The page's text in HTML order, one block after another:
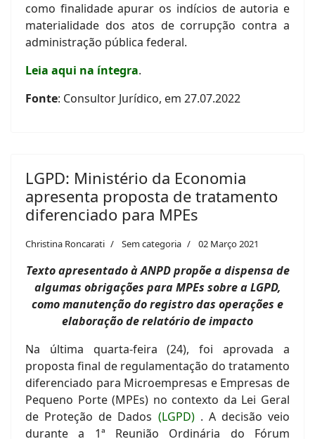
como finalidade apurar os indícios de autoria e
materialidade dos atos de corrupção contra a
administração pública federal.
Leia aqui na íntegra.
Fonte: Consultor Jurídico, em 27.07.2022
LGPD: Ministério da Economia
apresenta proposta de tratamento
diferenciado para MPEs
Christina Roncarati Sem categoria 02 Março 2021
Texto apresentado à ANPD propõe a dispensa de
algumas obrigações para MPEs sobre a LGPD,
como manutenção do registro das operações e
elaboração de relatório de impacto
Na última quarta-feira (24), foi aprovada a
proposta final de regulamentação do tratamento
diferenciado para Microempresas e Empresas de
Pequeno Porte (MPEs) no contexto da Lei Geral
de Proteção de Dados (LGPD). A decisão veio
durante a 1ª Reunião Ordinária do Fórum